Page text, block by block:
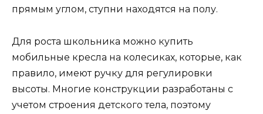
прямым углом, ступни находятся на полу.
Для роста школьника можно купить
мобильные кресла на колесиках, которые, как
правило, имеют ручку для регулировки
высоты. Многие конструкции разработаны с
учетом строения детского тела, поэтому